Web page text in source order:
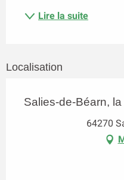
Lire la suite
Localisation
Salies-de-Béarn, la
64270